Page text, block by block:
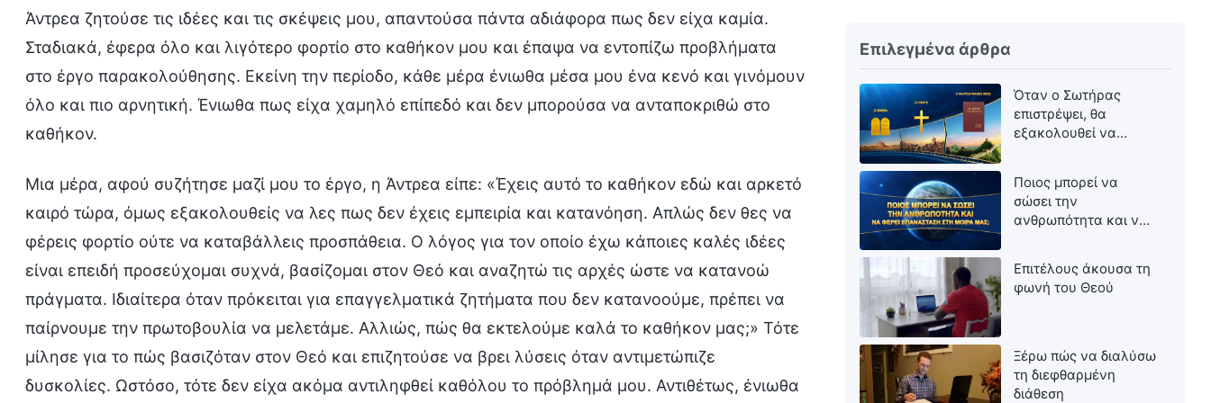
Άντρεα ζητούσε τις ιδέες και τις σκέψεις μου, απαντούσα πάντα αδιάφορα πως δεν είχα καμία.
Σταδιακά, έφερα όλο και λιγότερο φορτίο στο καθήκον μου και έπαψα να εντοπίζω προβλήματα
στο έργο παρακολούθησης. Εκείνη την περίοδο, κάθε μέρα ένιωθα μέσα μου ένα κενό και γινόμουν
όλο και πιο αρνητική. Ένιωθα πως είχα χαμηλό επίπεδό και δεν μπορούσα να ανταποκριθώ στο
καθήκον.
Μια μέρα, αφού συζήτησε μαζί μου το έργο, η Άντρεα είπε: «Έχεις αυτό το καθήκον εδώ και αρκετό
καιρό τώρα, όμως εξακολουθείς να λες πως δεν έχεις εμπειρία και κατανόηση. Απλώς δεν θες να
φέρεις φορτίο ούτε να καταβάλλεις προσπάθεια. Ο λόγος για τον οποίο έχω κάποιες καλές ιδέες
είναι επειδή προσεύχομαι συχνά, βασίζομαι στον Θεό και αναζητώ τις αρχές ώστε να κατανοώ
πράγματα. Ιδιαίτερα όταν πρόκειται για επαγγελματικά ζητήματα που δεν κατανοούμε, πρέπει να
παίρνουμε την πρωτοβουλία να μελετάμε. Αλλιώς, πώς θα εκτελούμε καλά το καθήκον μας;» Τότε
μίλησε για το πώς βασιζόταν στον Θεό και επιζητούσε να βρει λύσεις όταν αντιμετώπιζε
δυσκολίες. Ωστόσο, τότε δεν είχα ακόμα αντιληφθεί καθόλου το πρόβλημά μου. Αντιθέτως, ένιωθα
Επιλεγμένα άρθρα
Όταν ο Σωτήρας
επιστρέψει, θα
εξακολουθεί να
Ποιος μπορεί να
σώσει την
ανθρωπότητα και να
Επιτέλους άκουσα τη
φωνή του Θεού
Ξέρω πώς να διαλύσω
τη διεφθαρμένη
διάθεση